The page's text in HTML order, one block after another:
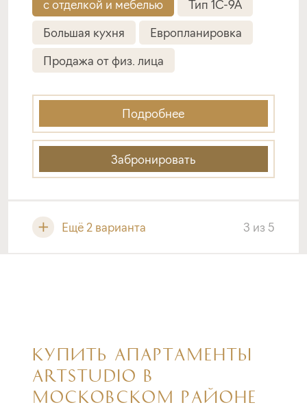
с отделкой и мебелью
Тип 1C-9A
Большая кухня
Европланировка
Продажа от физ. лица
Подробнее
Забронировать
Ещё 2 варианта 3 из 5
КУПИТЬ АПАРТАМЕНТЫ
ARTSTUDIO В
МОСКОВСКОМ РАЙОНЕ